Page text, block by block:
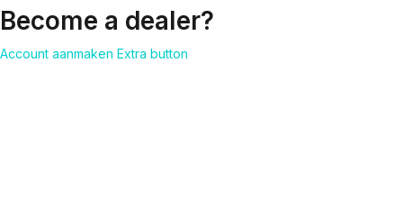
Become a dealer?
Account aanmaken Extra button